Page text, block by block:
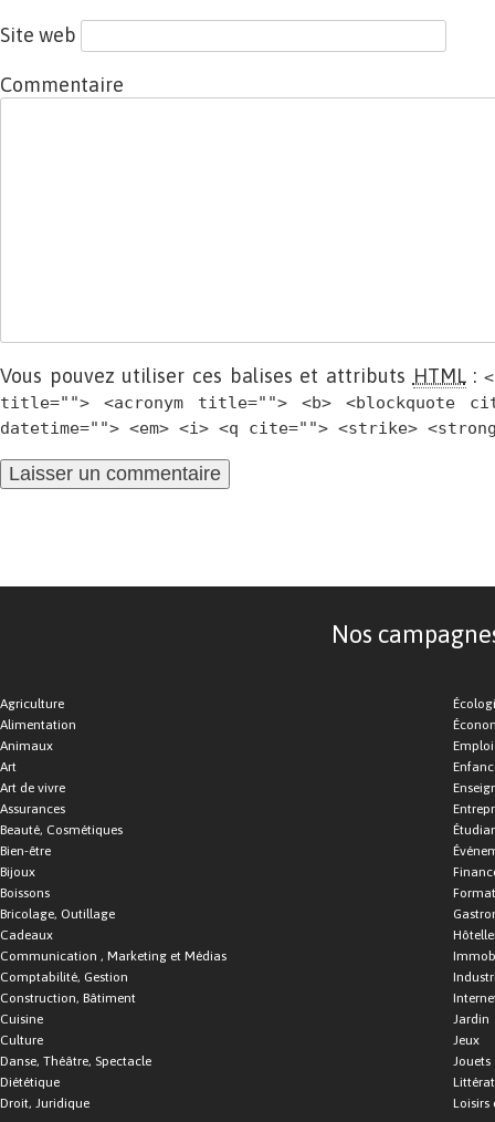
Site web
Commentaire
Vous pouvez utiliser ces balises et attributs HTML:
title=""> <acronym title=""> <b> <blockquote
datetime=""> <em> <i> <q cite=""> <strike>
Nos
Agriculture
Alimentation
Animaux
Art
Art de vivre
Assurances
Beauté, Cosmétiques
Bien-être
Bijoux
Boissons
Bricolage, Outillage
Cadeaux
Communication , Marketing et Médias
Comptabilité, Gestion
Construction, Bâtiment
Cuisine
Culture
Danse, Théâtre, Spectacle
Diététique
Droit, Juridique
Emploi
Jardin
Jeux
Jouets
Loisirs